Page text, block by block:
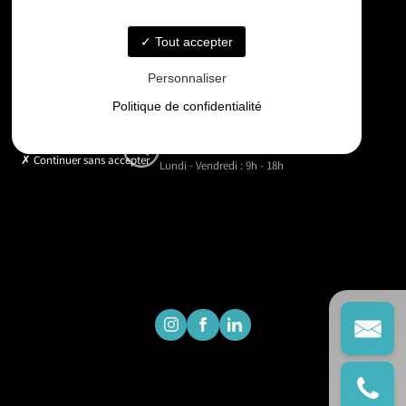
contact@gd-drones-services.fr
Horaires
Lundi - Vendredi : 9h - 18h
Tout accepter
Personnaliser
Politique de confidentialité
Continuer sans accepter